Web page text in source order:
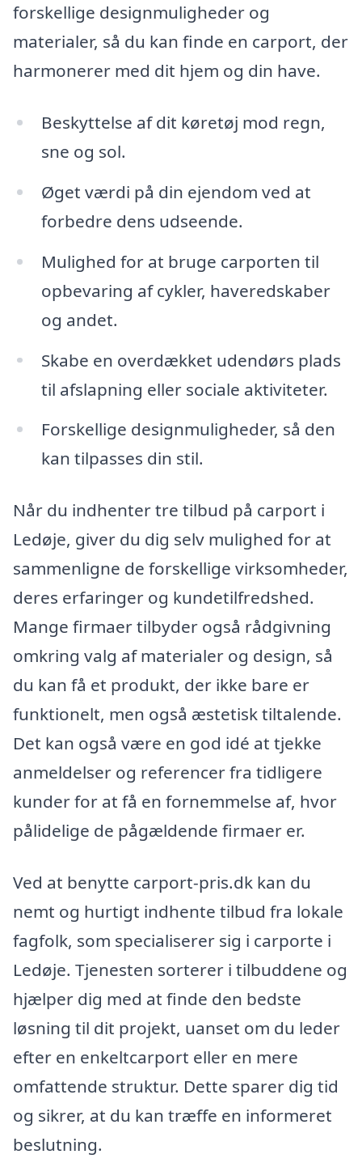
forskellige designmuligheder og
materialer, så du kan finde en carport, der
harmonerer med dit hjem og din have.
Beskyttelse af dit køretøj mod regn,
sne og sol.
Øget værdi på din ejendom ved at
forbedre dens udseende.
Mulighed for at bruge carporten til
opbevaring af cykler, haveredskaber
og andet.
Skabe en overdækket udendørs plads
til afslapning eller sociale aktiviteter.
Forskellige designmuligheder, så den
kan tilpasses din stil.
Når du indhenter tre tilbud på carport i
Ledøje, giver du dig selv mulighed for at
sammenligne de forskellige virksomheder,
deres erfaringer og kundetilfredshed.
Mange firmaer tilbyder også rådgivning
omkring valg af materialer og design, så
du kan få et produkt, der ikke bare er
funktionelt, men også æstetisk tiltalende.
Det kan også være en god idé at tjekke
anmeldelser og referencer fra tidligere
kunder for at få en fornemmelse af, hvor
pålidelige de pågældende firmaer er.
Ved at benytte carport-pris.dk kan du
nemt og hurtigt indhente tilbud fra lokale
fagfolk, som specialiserer sig i carporte i
Ledøje. Tjenesten sorterer i tilbuddene og
hjælper dig med at finde den bedste
løsning til dit projekt, uanset om du leder
efter en enkeltcarport eller en mere
omfattende struktur. Dette sparer dig tid
og sikrer, at du kan træffe en informeret
beslutning.